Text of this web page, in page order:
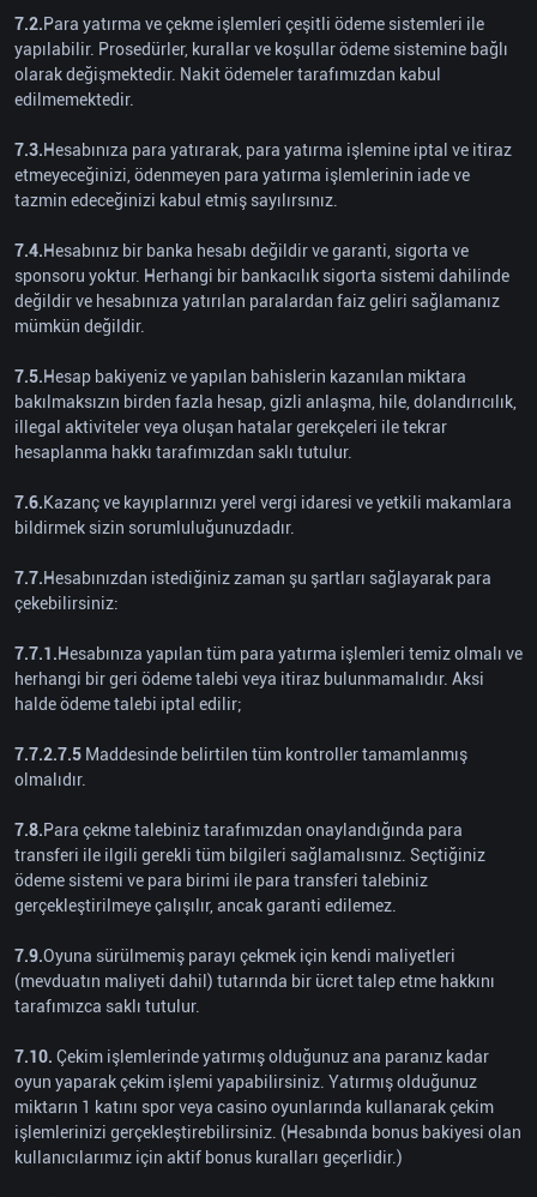
7.2.Para yatırma ve çekme işlemleri çeşitli ödeme sistemleri ile
yapılabilir. Prosedürler, kurallar ve koşullar ödeme sistemine bağlı
olarak değişmektedir. Nakit ödemeler tarafımızdan kabul
edilmemektedir.
7.3.Hesabınıza para yatırarak, para yatırma işlemine iptal ve itiraz
etmeyeceğinizi, ödenmeyen para yatırma işlemlerinin iade ve
tazmin edeceğinizi kabul etmiş sayılırsınız.
7.4.Hesabınız bir banka hesabı değildir ve garanti, sigorta ve
sponsoru yoktur. Herhangi bir bankacılık sigorta sistemi dahilinde
değildir ve hesabınıza yatırılan paralardan faiz geliri sağlamanız
mümkün değildir.
7.5.Hesap bakiyeniz ve yapılan bahislerin kazanılan miktara
bakılmaksızın birden fazla hesap, gizli anlaşma, hile, dolandırıcılık,
illegal aktiviteler veya oluşan hatalar gerekçeleri ile tekrar
hesaplanma hakkı tarafımızdan saklı tutulur.
7.6.Kazanç ve kayıplarınızı yerel vergi idaresi ve yetkili makamlara
bildirmek sizin sorumluluğunuzdadır.
7.7.Hesabınızdan istediğiniz zaman şu şartları sağlayarak para
çekebilirsiniz:
7.7.1.Hesabınıza yapılan tüm para yatırma işlemleri temiz olmalı ve
herhangi bir geri ödeme talebi veya itiraz bulunmamalıdır. Aksi
halde ödeme talebi iptal edilir;
7.7.2.7.5 Maddesinde belirtilen tüm kontroller tamamlanmış
olmalıdır.
7.8.Para çekme talebiniz tarafımızdan onaylandığında para
transferi ile ilgili gerekli tüm bilgileri sağlamalısınız. Seçtiğiniz
ödeme sistemi ve para birimi ile para transferi talebiniz
gerçekleştirilmeye çalışılır, ancak garanti edilemez.
7.9.Oyuna sürülmemiş parayı çekmek için kendi maliyetleri
(mevduatın maliyeti dahil) tutarında bir ücret talep etme hakkını
tarafımızca saklı tutulur.
7.10. Çekim işlemlerinde yatırmış olduğunuz ana paranız kadar
oyun yaparak çekim işlemi yapabilirsiniz. Yatırmış olduğunuz
miktarın 1 katını spor veya casino oyunlarında kullanarak çekim
işlemlerinizi gerçekleştirebilirsiniz. (Hesabında bonus bakiyesi olan
kullanıcılarımız için aktif bonus kuralları geçerlidir.)